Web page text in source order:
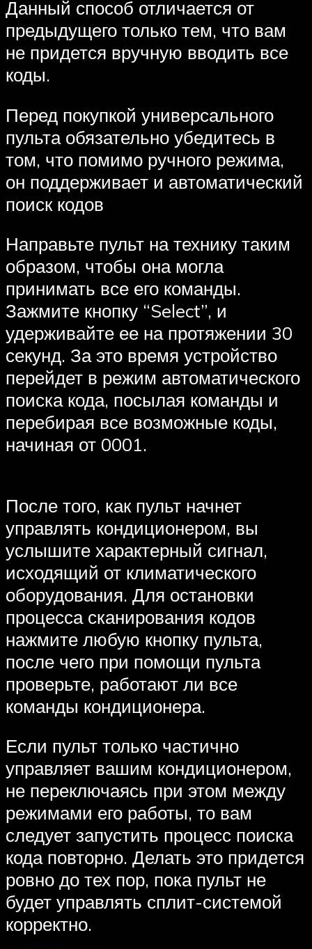
Данный способ отличается от
предыдущего только тем, что вам
не придется вручную вводить все
коды.
Перед покупкой универсального
пульта обязательно убедитесь в
том, что помимо ручного режима,
он поддерживает и автоматический
поиск кодов
Направьте пульт на технику таким
образом, чтобы она могла
принимать все его команды.
Зажмите кнопку “Select”, и
удерживайте ее на протяжении 30
секунд. За это время устройство
перейдет в режим автоматического
поиска кода, посылая команды и
перебирая все возможные коды,
начиная от 0001.
После того, как пульт начнет
управлять кондиционером, вы
услышите характерный сигнал,
исходящий от климатического
оборудования. Для остановки
процесса сканирования кодов
нажмите любую кнопку пульта,
после чего при помощи пульта
проверьте, работают ли все
команды кондиционера.
Если пульт только частично
управляет вашим кондиционером,
не переключаясь при этом между
режимами его работы, то вам
следует запустить процесс поиска
кода повторно. Делать это придется
ровно до тех пор, пока пульт не
будет управлять сплит-системой
корректно.